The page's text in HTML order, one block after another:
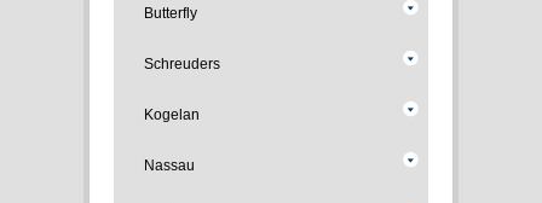
Butterfly
Schreuders
Kogelan
Nassau